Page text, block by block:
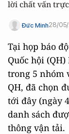
lời chất vấn
Đức Minh28/
Tại họp báo
Quốc hội
trong 5 nhóm
QH, đã chọn
tới đây (ngày
danh sách
thông vận tải.